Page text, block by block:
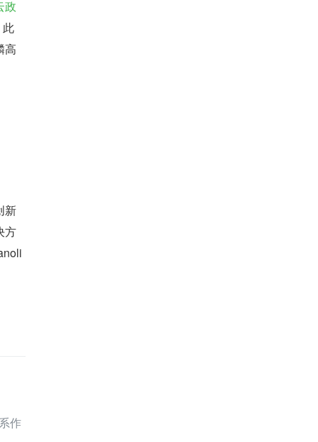
政
此
高
新
方
作